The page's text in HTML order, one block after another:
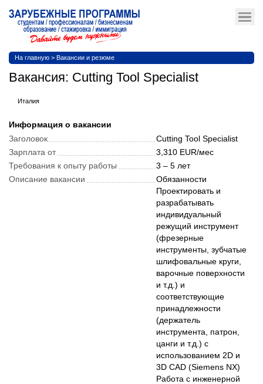
На главную > Вакансии и резюме
Вакансия: Cutting Tool Specialist
Италия
Информация о вакансии
Заголовок
Cutting Tool Specialist
Зарплата от
3,310 EUR/мес
Требования к опыту работы
3 – 5 лет
Описание вакансии
Обязанности
Проектировать и
разрабатывать
индивидуальный
режущий инструмент
(фрезерные
инструменты, зубчатые
шлифовальные круги,
варочные поверхности
и т.д.) и
соответствующие
принадлежности
(держатель
инструмента, патрон,
цанги и т.д.) с
использованием 2D и
3D CAD (Siemens NX)
Работа с инженерной